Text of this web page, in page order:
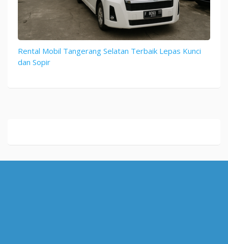
Rental Mobil Tangerang Selatan Terbaik Lepas Kunci
dan Sopir